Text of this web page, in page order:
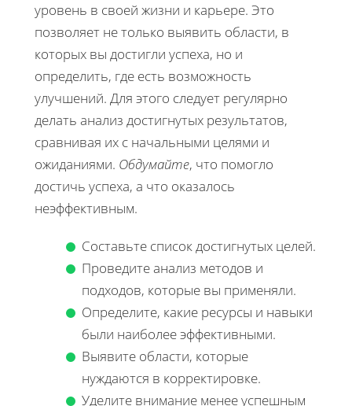
уровень в своей жизни и карьере. Это
позволяет не только выявить области, в
которых вы достигли успеха, но и
определить, где есть возможность
улучшений. Для этого следует регулярно
делать анализ достигнутых результатов,
сравнивая их с начальными целями и
ожиданиями. Обдумайте, что помогло
достичь успеха, а что оказалось
неэффективным.
Составьте список достигнутых целей.
Проведите анализ методов и
подходов, которые вы применяли.
Определите, какие ресурсы и навыки
были наиболее эффективными.
Выявите области, которые
нуждаются в корректировке.
Уделите внимание менее успешным